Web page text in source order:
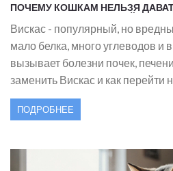
ПОЧЕМУ КОШКАМ НЕЛЬЗЯ
Вискас - популярный, но
мало белка, много углеводов и
вызывает болезни почек,
заменить Вискас и как перейти
ПОДРОБНЕЕ